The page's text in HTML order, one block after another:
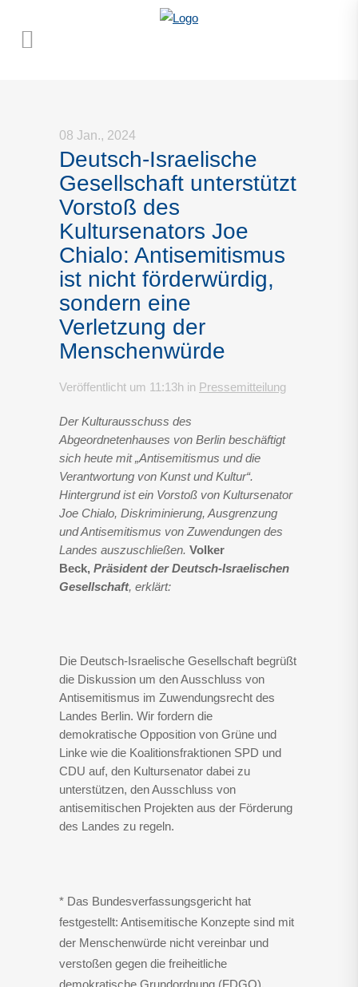
08 Jan., 2024
Deutsch-Israelische
Gesellschaft unterstützt
Vorstoß des
Kultursenators Joe
Chialo: Antisemitismus
ist nicht förderwürdig,
sondern eine
Verletzung der
Menschenwürde
Veröffentlicht um 11:13h in Pressemitteilung
Der Kulturausschuss des
Abgeordnetenhauses von Berlin beschäftigt
sich heute mit „Antisemitismus und die
Verantwortung von Kunst und Kultur“.
Hintergrund ist ein Vorstoß von Kultursenator
Joe Chialo, Diskriminierung, Ausgrenzung
und Antisemitismus von Zuwendungen des
Landes auszuschließen. Volker
Beck, Präsident der Deutsch-Israelischen
Gesellschaft, erklärt:
Die Deutsch-Israelische Gesellschaft begrüßt
die Diskussion um den Ausschluss von
Antisemitismus im Zuwendungsrecht des
Landes Berlin. Wir fordern die
demokratische Opposition von Grüne und
Linke wie die Koalitionsfraktionen SPD und
CDU auf, den Kultursenator dabei zu
unterstützen, den Ausschluss von
antisemitischen Projekten aus der Förderung
des Landes zu regeln.
* Das Bundesverfassungsgericht hat
festgestellt: Antisemitische Konzepte sind mit
der Menschenwürde nicht vereinbar und
verstoßen gegen die freiheitliche